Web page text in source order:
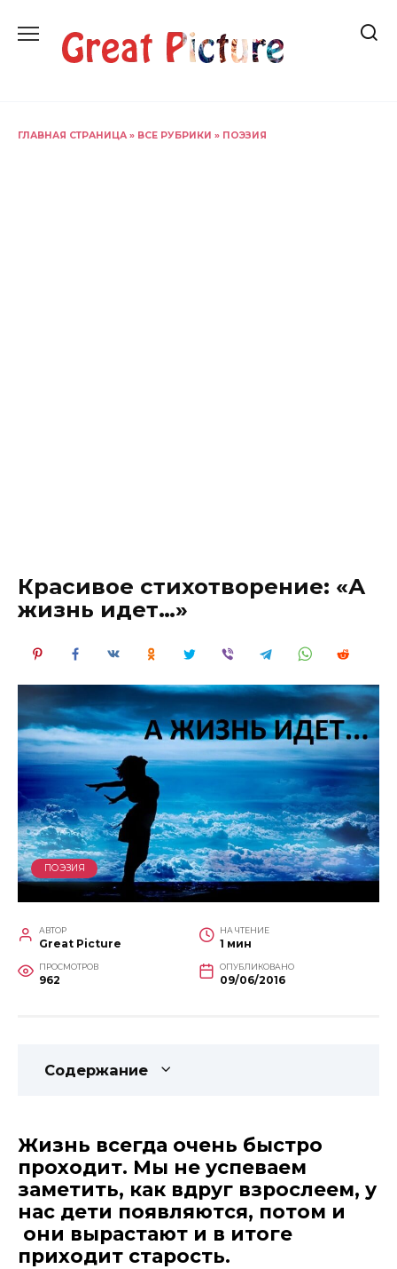
содержанию
ГЛАВНАЯ СТРАНИЦА » ВСЕ РУБРИКИ » ПОЭЗИЯ
Красивое стихотворение: «А
жизнь идет…»
ПОЭЗИЯ
АВТОР
Great Picture
НА ЧТЕНИЕ
1 мин
ПРОСМОТРОВ
962
ОПУБЛИКОВАНО
09/06/2016
Содержание
Жизнь всегда очень быстро
проходит. Мы не успеваем
заметить, как вдруг взрослеем, у
нас дети появляются, потом и
они вырастают и в итоге
приходит старость.